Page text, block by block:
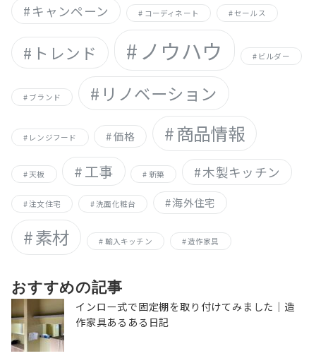
キャンペーン
コーディネート セールス
トレンド ノウハウ ビルダー
ブランド リノベーション
レンジフード 価格 商品情報
天板 工事 新築 木製キッチン
注文住宅 洗面化粧台 海外住宅
素材 輸入キッチン 造作家具
おすすめの記事
インロー式で固定棚を取り付けてみました｜造
作家具あるある日記